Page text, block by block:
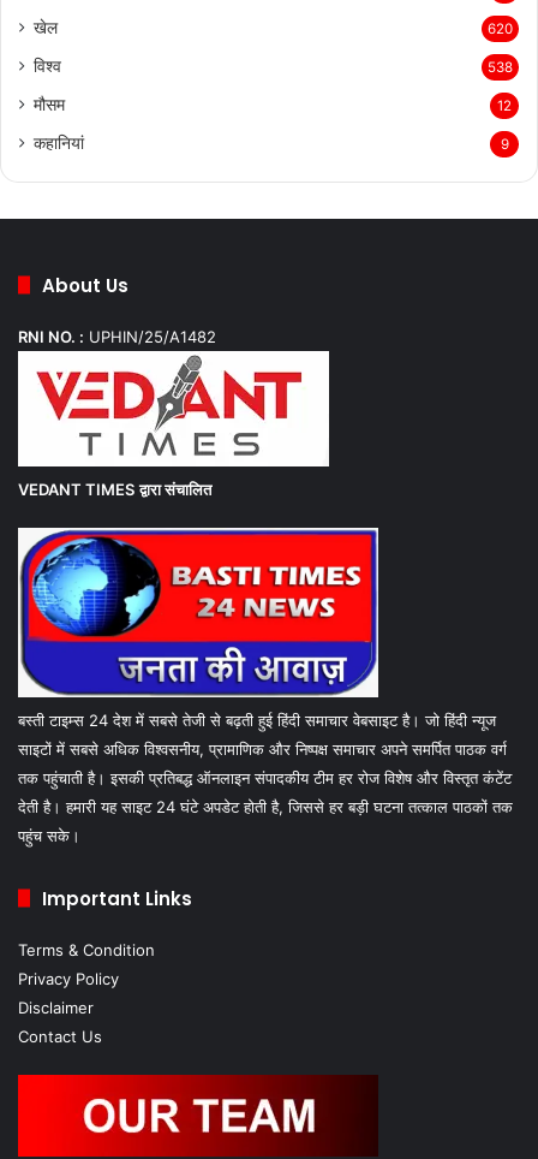
खेल 620
विश्व 538
मौसम 12
कहानियां 9
About Us
RNI NO. : UPHIN/25/A1482
VEDANT TIMES द्वारा संचालित
बस्ती टाइम्स 24 देश में सबसे तेजी से बढ़ती हुई हिंदी समाचार वेबसाइट है। जो हिंदी न्यूज
साइटों में सबसे अधिक विश्वसनीय, प्रामाणिक और निष्पक्ष समाचार अपने समर्पित पाठक वर्ग
तक पहुंचाती है। इसकी प्रतिबद्ध ऑनलाइन संपादकीय टीम हर रोज विशेष और विस्तृत कंटेंट
देती है। हमारी यह साइट 24 घंटे अपडेट होती है, जिससे हर बड़ी घटना तत्काल पाठकों तक
पहुंच सके।
Important Links
Terms & Condition
Privacy Policy
Disclaimer
Contact Us